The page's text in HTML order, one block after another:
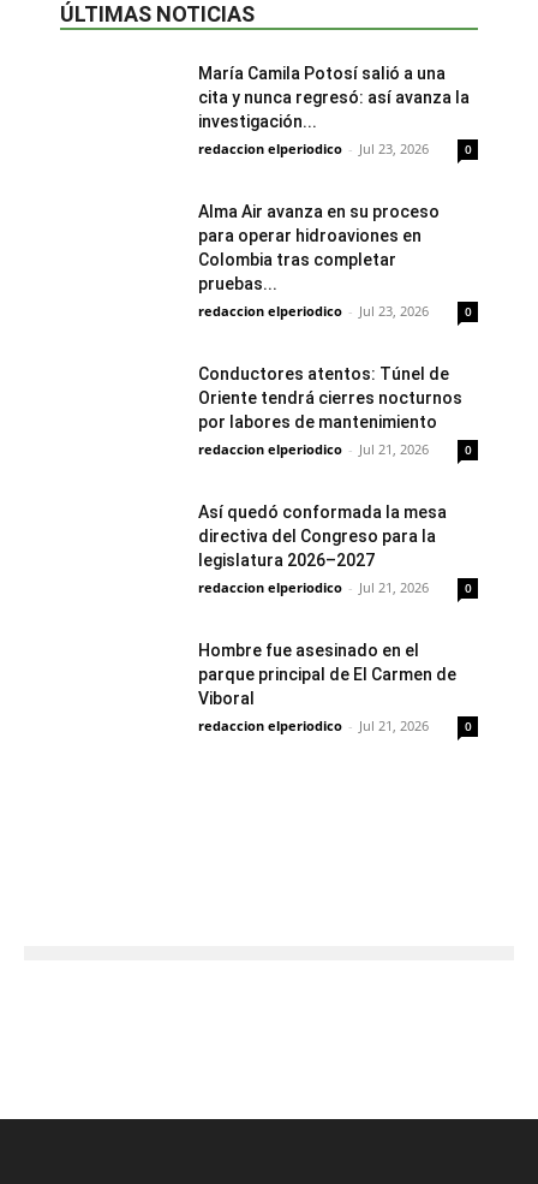
ÚLTIMAS NOTICIAS
María Camila Potosí salió a una
cita y nunca regresó: así avanza la
investigación...
redaccion elperiodico - Jul 23, 2026 0
Alma Air avanza en su proceso
para operar hidroaviones en
Colombia tras completar
pruebas...
redaccion elperiodico - Jul 23, 2026 0
Conductores atentos: Túnel de
Oriente tendrá cierres nocturnos
por labores de mantenimiento
redaccion elperiodico - Jul 21, 2026 0
Así quedó conformada la mesa
directiva del Congreso para la
legislatura 2026–2027
redaccion elperiodico - Jul 21, 2026 0
Hombre fue asesinado en el
parque principal de El Carmen de
Viboral
redaccion elperiodico - Jul 21, 2026 0